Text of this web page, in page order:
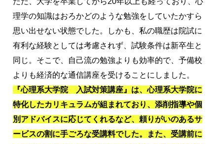
理学の知識はおろかどのような勉強をしていたかすら
思い出せない状態でした。しかも、私の職歴は院試に
有利な経験としては考慮されず、試験条件は新卒生と
同じ。そこで、自己流の勉強よりも効率的で、予備校
よりも経済的な通信講座を受けることにしました。
『心理系大学院 入試対策講座』は、心理系大学院に
特化したカリキュラムが組まれており、添削指導や個
別アドバイスに応じてくれるなど、頼りがいのあるサ
ービスの割に手ごろな受講料でした。また、受講前に